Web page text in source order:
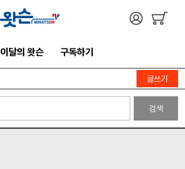
이달의 왓슨 구독하기
글쓰기
검색